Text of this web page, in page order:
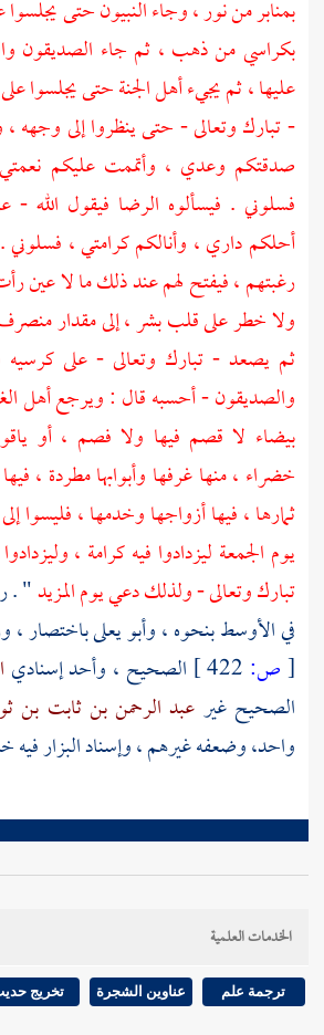
بمنابر من نور ، وجاء النبيون حتى يجلسوا
بكراسي من ذهب ، ثم جاء الصديقون
عليها ، ثم يجيء أهل الجنة حتى يجلسوا
- تبارك وتعالى - حتى ينظروا إلى وجهه
صدقتكم وعدي ، وأتممت عليكم
فسلوني . فيسألوه الرضا فيقول
أحلكم داري ، وأنالكم كرامتي ،
رغبتهم ، فيفتح لهم عند ذلك ما لا عين
ولا خطر على قلب بشر ، إلى مقدار
ثم يصعد - تبارك وتعالى - على كرسيه
والصديقون - أحسبه قال : ويرجع أهل
بيضاء لا قصم فيها ولا فصم ، أو
خضراء ، منها غرفها وأبوابها مطردة ، فيها
ثمارها ، فيها أزواجها وخدمها ، فليسوا
يوم الجمعة ليزدادوا فيه كرامة ،
تبارك وتعالى - ولذلك دعي يوم المزيد" .
في الأوسط بنحوه ،وأبو يعلىباختصار ،
[ص: الصحيح ، وأحد إسنادي
الصحيح غير عبد الرحمن بن ثابت بن
واحد، وضعفه غيرهم ، وإسنادالبزارفيه
الخدمات العلمية
ترجمة علم عناوين الشجرة تخريج